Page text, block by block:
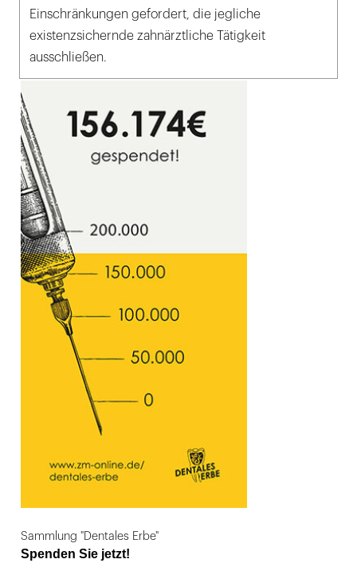
Einschränkungen gefordert, die jegliche
existenzsichernde zahnärztliche Tätigkeit
ausschließen.
Sammlung "Dentales Erbe"
Spenden Sie jetzt!